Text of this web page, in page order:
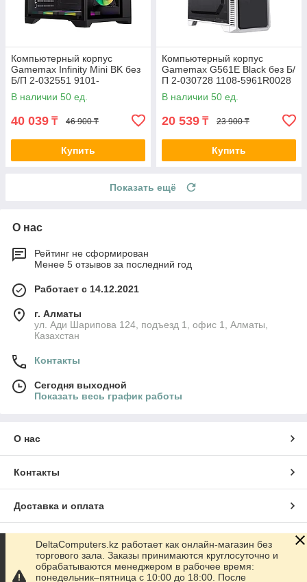
Компьютерный корпус
Gamemax Infinity Mini BK без
Б/П 2-032551 9101-
0000R0191
В наличии 50 ед.
40 039 ₸ 46 900 ₸
Купить
Компьютерный корпус
Gamemax G561E Black без Б/
П 2-030728 1108-5961R0028
В наличии 50 ед.
20 539 ₸ 23 900 ₸
Купить
Показать ещё
О нас
Рейтинг не сформирован
Менее 5 отзывов за последний год
Работает с 14.12.2021
г. Алматы
ул. Ади Шарипова 124, подъезд 1, офис 1, Алматы,
Казахстан
Контакты
Сегодня выходной
Показать весь график работы
О нас
Контакты
Доставка и оплата
График работы
Полная версия сайта
DeltaComputers.kz работает как онлайн-магазин без
торгового зала. Заказы принимаются круглосуточно и
обрабатываются менеджером в рабочее время:
понедельник–пятница с 10:00 до 18:00. После